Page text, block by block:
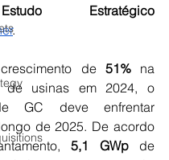
Estudo Estratégico
.
de 51% na
de usinas em 2024, o
GC deve enfrentar
de 2025. De acordo
5,1 GWp de